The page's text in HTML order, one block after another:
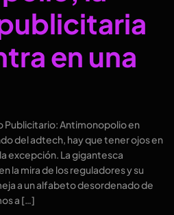
en una
Publicitario: Antimonopolio en
del adtech, hay que tener ojos en
excepción. La gigantesca
la mira de los reguladores y su
a un alfabeto desordenado de
a […]